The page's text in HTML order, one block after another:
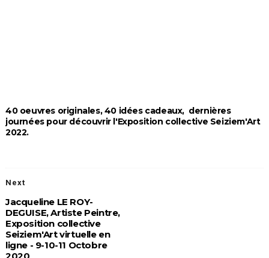
40 oeuvres originales, 40 idées cadeaux, dernières
journées pour découvrir l'Exposition collective Seiziem'Art
2022.
Next
Jacqueline LE ROY-
DEGUISE, Artiste Peintre,
Exposition collective
Seiziem'Art virtuelle en
ligne - 9-10-11 Octobre
2020